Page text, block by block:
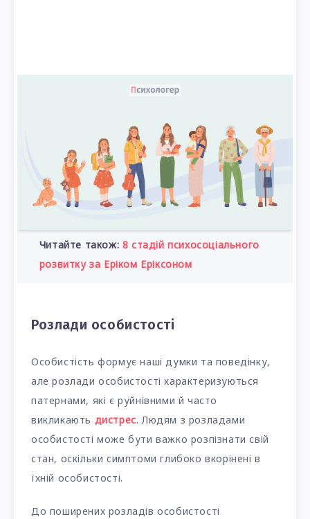
Читайте також: 8 стадій психосоціального
розвитку за Еріком Еріксоном
Розлади особистості
Особистість формує наші думки та поведінку,
але розлади особистості характеризуються
патернами, які є руйнівними й часто
викликають дистрес. Людям з розладами
особистості може бути важко розпізнати свій
стан, оскільки симптоми глибоко вкорінені в
їхній особистості.
До поширених розладів особистості